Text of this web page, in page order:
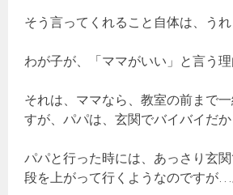
そう言ってくれること自体は、う
わが子が、「ママがいい」と言う理
それは、ママなら、教室の前まで
すが、パパは、玄関でバイバイだか
パパと行った時には、あっさり玄
段を上がって行くようなのですが…